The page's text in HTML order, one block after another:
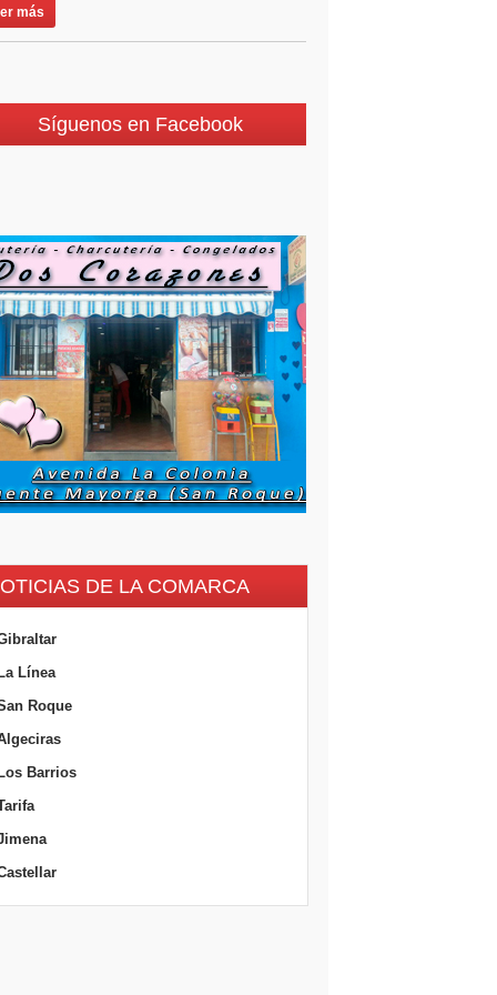
más
Síguenos en Facebook
DE LA COMARCA
Línea
Roque
Barrios